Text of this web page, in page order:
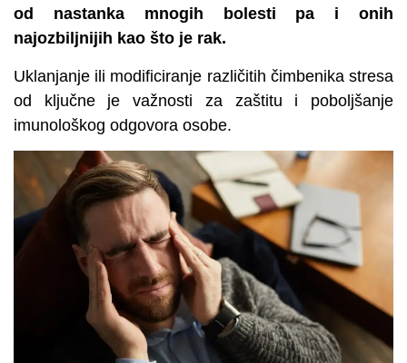
od nastanka mnogih bolesti pa i onih
najozbiljnijih kao što je rak.
Uklanjanje ili modificiranje različitih čimbenika stresa
od ključne je važnosti za zaštitu i poboljšanje
imunološkog odgovora osobe.